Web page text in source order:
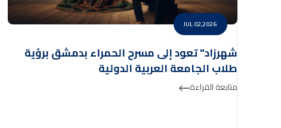
JUL 02,2026
شهرزاد" تعود إلى مسرح الحمراء بدمشق برؤية
طلاب الجامعة العربية الدولية
متابعة القراءة